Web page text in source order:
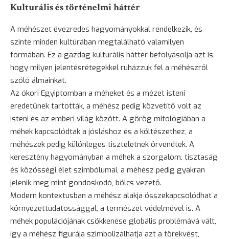
Kulturális és történelmi háttér
A méhészet évezredes hagyományokkal rendelkezik, és
szinte minden kultúrában megtalálható valamilyen
formában. Ez a gazdag kulturális háttér befolyásolja azt is,
hogy milyen jelentésrétegekkel ruházzuk fel a méhészről
szóló álmainkat.
Az ókori Egyiptomban a méheket és a mézet isteni
eredetűnek tartották, a méhész pedig közvetítő volt az
isteni és az emberi világ között. A görög mitológiában a
méhek kapcsolódtak a jósláshoz és a költészethez, a
méhészek pedig különleges tiszteletnek örvendtek. A
keresztény hagyományban a méhek a szorgalom, tisztaság
és közösségi élet szimbólumai, a méhész pedig gyakran
jelenik meg mint gondoskodó, bölcs vezető.
Modern kontextusban a méhész alakja összekapcsolódhat a
környezettudatossággal, a természet védelmével is. A
méhek populációjának csökkenése globális problémává vált,
így a méhész figurája szimbolizálhatja azt a törekvést,